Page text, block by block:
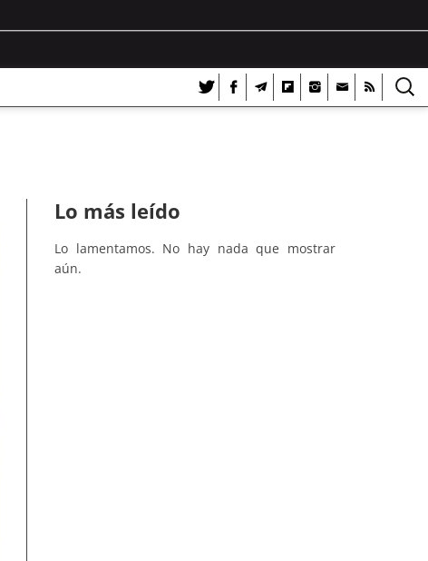
Lo más leído
Lo lamentamos. No hay nada que mostrar
aún.